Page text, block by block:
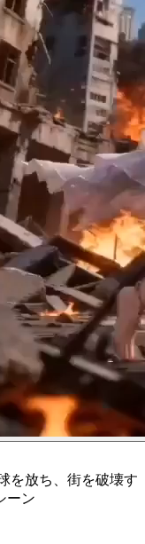
を放ち、街を破壊す
ーン